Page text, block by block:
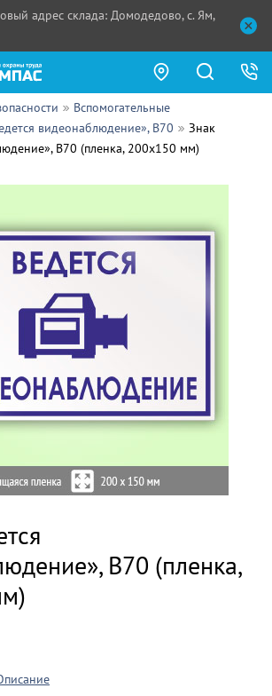
адрес склада: Домодедово, с. Ям,
Вспомогательные
видеонаблюдение», B70
Знак
B70 (пленка, 200х150 мм)
B70 (пленка,